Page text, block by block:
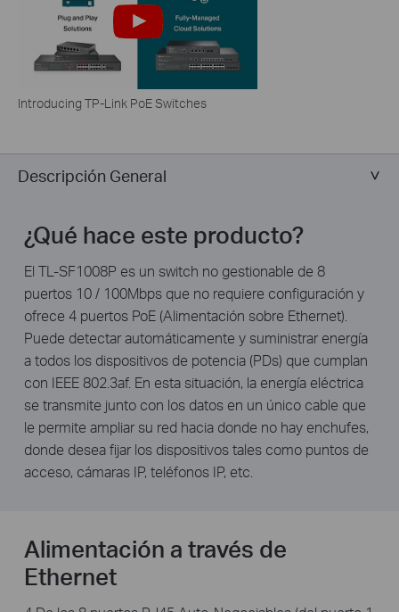
Introducing TP-Link PoE Switches
Descripción General
¿Qué hace este producto?
El TL-SF1008P es un switch no gestionable de 8
puertos 10 / 100Mbps que no requiere configuración y
ofrece 4 puertos PoE (Alimentación sobre Ethernet).
Puede detectar automáticamente y suministrar energía
a todos los dispositivos de potencia (PDs) que cumplan
con IEEE 802.3af. En esta situación, la energía eléctrica
se transmite junto con los datos en un único cable que
le permite ampliar su red hacia donde no hay enchufes,
donde desea fijar los dispositivos tales como puntos de
acceso, cámaras IP, teléfonos IP, etc.
Alimentación a través de
Ethernet